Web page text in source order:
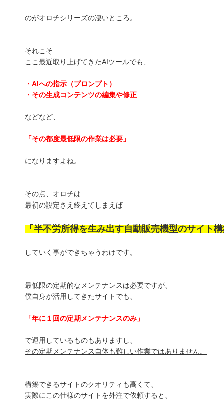
のがオロチシリーズの凄いところ。
それこそ
ここ最近取り上げてきたAIツールでも、
・AIへの指示（プロンプト）
・その生成コンテンツの編集や修正
などなど、
「その都度最低限の作業は必要」
になりますよね。
その点、オロチは
最初の設定さえ終えてしまえば
「半不労所得を生み出す自動販売機型のサイト
していく事ができちゃうわけです。
最低限の定期的なメンテナンスは必要ですが、
僕自身が活用してきたサイトでも、
「年に１回の定期メンテナンスのみ」
で運用しているものもありますし、
その定期メンテナンス自体も難しい作業ではありません。
構築できるサイトのクオリティも高くて、
実際にこの仕様のサイトを外注で依頼すると、